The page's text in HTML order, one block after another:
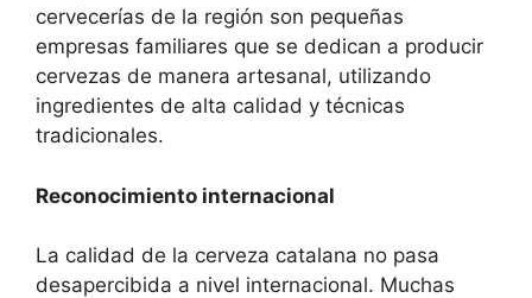
cervecerías de la región son pequeñas
empresas familiares que se dedican a producir
cervezas de manera artesanal, utilizando
ingredientes de alta calidad y técnicas
tradicionales.
Reconocimiento internacional
La calidad de la cerveza catalana no pasa
desapercibida a nivel internacional. Muchas